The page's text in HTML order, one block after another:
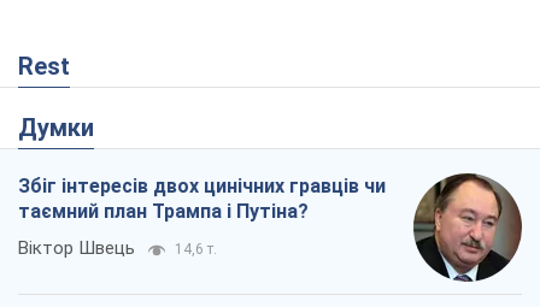
Rest
Думки
Збіг інтересів двох цинічних гравців чи
таємний план Трампа і Путіна?
Віктор Швець 14,6 т.